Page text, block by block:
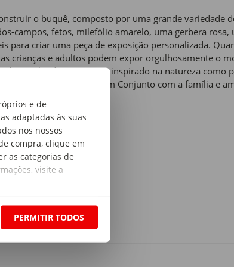
e de
adaptadas às suas
nos nossos
compra, clique em
as categorias de
visite a
PERMITIR TODOS
o buquê, composto por uma grande variedade
campos, fetos, milefólio amarelo, uma gerbera rosa,
para criar uma peça de exposição personalizada.
crianças e adultos podem expor orgulhosamente o
este kit de construção inspirado na natureza como
de flores. Construa em Conjunto com a família e